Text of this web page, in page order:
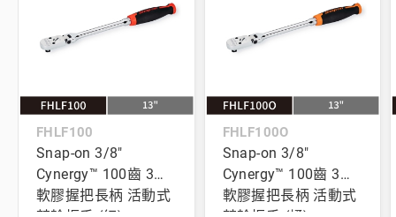
FHLF100
Snap-on 3/8"
Cynergy™ 100齒 3分
軟膠握把長柄 活動式
FHLF100O
Snap-on 3/8"
Cynergy™ 100齒 3分
軟膠握把長柄 活動式